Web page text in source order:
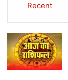
Recent